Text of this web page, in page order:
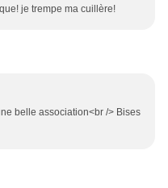
je trempe ma cuillère!
belle association<br /> Bises